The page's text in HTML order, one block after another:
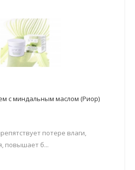
с миндальным маслом (Риор)
потере влаги,
повышает б...